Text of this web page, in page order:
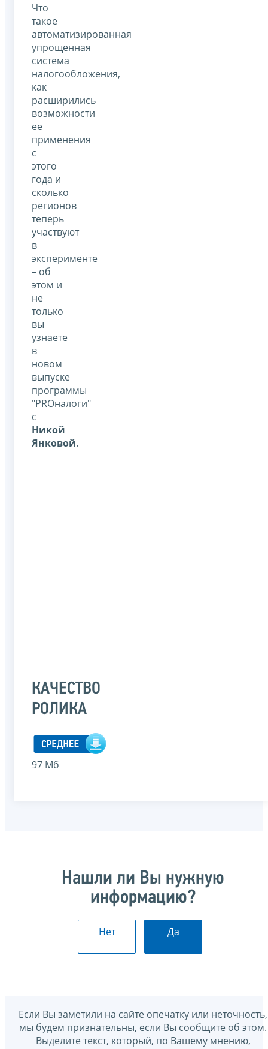
Что
такое
автоматизированная
упрощенная
система
налогообложения,
как
расширились
возможности
ее
применения
с
этого
года и
сколько
регионов
теперь
участвуют
в
эксперименте
– об
этом и
не
только
вы
узнаете
в
новом
выпуске
программы
"PROналоги"
с
Никой
Янковой.
КАЧЕСТВО
РОЛИКА
97 Мб
Нашли ли Вы нужную
информацию?
Нет Да
Если Вы заметили на сайте опечатку или неточность,
мы будем признательны, если Вы сообщите об этом.
Выделите текст, который, по Вашему мнению,